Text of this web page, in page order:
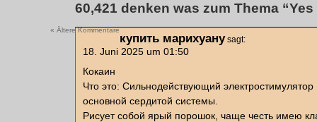
60,421 denken was zum Thema “Yes
« Ältere Kommentare
купить марихуану sagt:
18. Juni 2025 um 01:50
Кокаин
Что это: Сильнодействующий электростимулятор
основной сердитой системы.
Рисует собой ярый порошок, чаще честь имею